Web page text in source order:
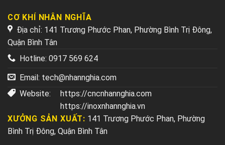
CƠ KHÍ NHÂN NGHĨA
Địa chỉ: 141 Trương Phước Phan, Phường Bình Trị Đông,
Quận Bình Tân
Hotline: 0917 569 624
Email: tech@nhannghia.com
Website:
https://cncnhannghia.com
https://inoxnhannghia.vn
XƯỞNG SẢN XUẤT: 141 Trương Phước Phan, Phường
Bình Trị Đông, Quận Bình Tân